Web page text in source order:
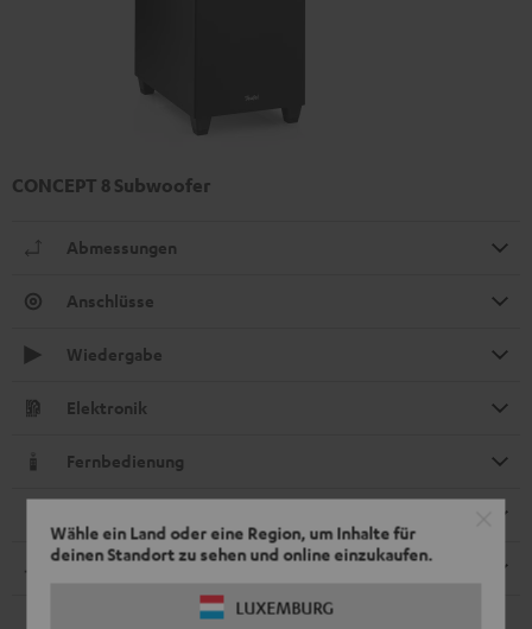
Wähle ein Land oder eine Region, um Inhalte für
deinen Standort zu sehen und online einzukaufen.
LUXEMBURG
CONCEPT 8 Subwoofer
Abmessungen
Anschlüsse
Wiedergabe
Elektronik
Fernbedienung
Kompatibilität